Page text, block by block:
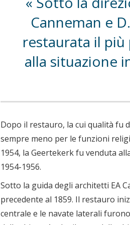
Canneman e
restaurata il
alla situazione
Dopo il restauro, la cui qualità fu
sempre meno per le funzioni
1954, la Geertekerk fu venduta
1954-1956.
Sotto la guida degli architetti EA
precedente al 1859. Il restauro
centrale e le navate laterali